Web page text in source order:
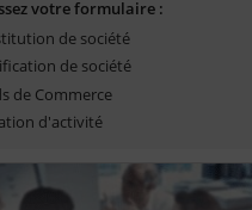
votre formulaire :
de société
de société
de Commerce
d'activité